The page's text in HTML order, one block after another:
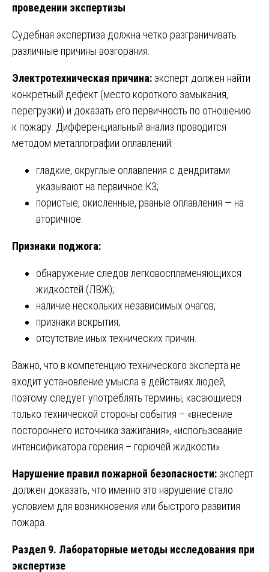
проведении экспертизы
Судебная экспертиза должна четко разграничивать
различные причины возгорания.
Электротехническая причина: эксперт должен найти
конкретный дефект (место короткого замыкания,
перегрузки) и доказать его первичность по отношению
к пожару. Дифференциальный анализ проводится
методом металлографии оплавлений:
гладкие, округлые оплавления с дендритами
указывают на первичное КЗ;
пористые, окисленные, рваные оплавления — на
вторичное.
Признаки поджога:
обнаружение следов легковоспламеняющихся
жидкостей (ЛВЖ);
наличие нескольких независимых очагов;
признаки вскрытия;
отсутствие иных технических причин.
Важно, что в компетенцию технического эксперта не
входит установление умысла в действиях людей,
поэтому следует употреблять термины, касающиеся
только технической стороны события – «внесение
постороннего источника зажигания», «использование
интенсификатора горения – горючей жидкости».
Нарушение правил пожарной безопасности: эксперт
должен доказать, что именно это нарушение стало
условием для возникновения или быстрого развития
пожара.
Раздел 9. Лабораторные методы исследования при
экспертизе